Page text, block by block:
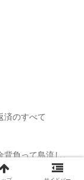
済のすべて
背負って島流し。